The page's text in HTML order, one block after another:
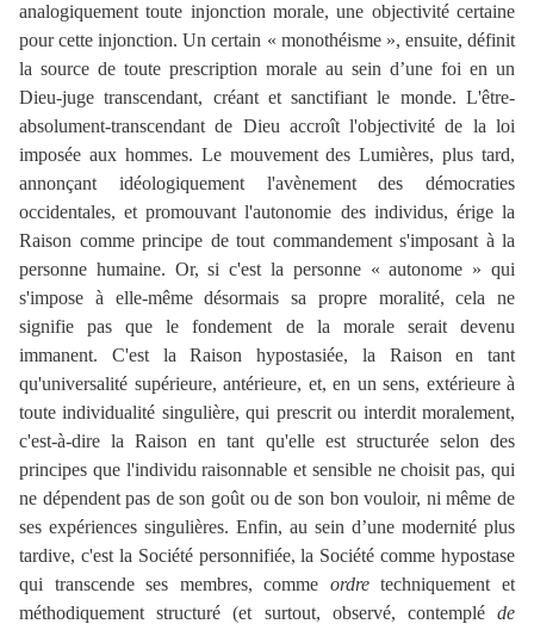
analogiquement toute injonction morale, une objectivité certaine
pour cette injonction. Un certain « monothéisme », ensuite, définit
la source de toute prescription morale au sein d’une foi en un
Dieu-juge transcendant, créant et sanctifiant le monde. L'être-
absolument-transcendant de Dieu accroît l'objectivité de la loi
imposée aux hommes. Le mouvement des Lumières, plus tard,
annonçant idéologiquement l'avènement des démocraties
occidentales, et promouvant l'autonomie des individus, érige la
Raison comme principe de tout commandement s'imposant à la
personne humaine. Or, si c'est la personne « autonome » qui
s'impose à elle-même désormais sa propre moralité, cela ne
signifie pas que le fondement de la morale serait devenu
immanent. C'est la Raison hypostasiée, la Raison en tant
qu'universalité supérieure, antérieure, et, en un sens, extérieure à
toute individualité singulière, qui prescrit ou interdit moralement,
c'est-à-dire la Raison en tant qu'elle est structurée selon des
principes que l'individu raisonnable et sensible ne choisit pas, qui
ne dépendent pas de son goût ou de son bon vouloir, ni même de
ses expériences singulières. Enfin, au sein d’une modernité plus
tardive, c'est la Société personnifiée, la Société comme hypostase
qui transcende ses membres, comme ordretechniquement et
méthodiquement structuré (et surtout, observé, contemplé de